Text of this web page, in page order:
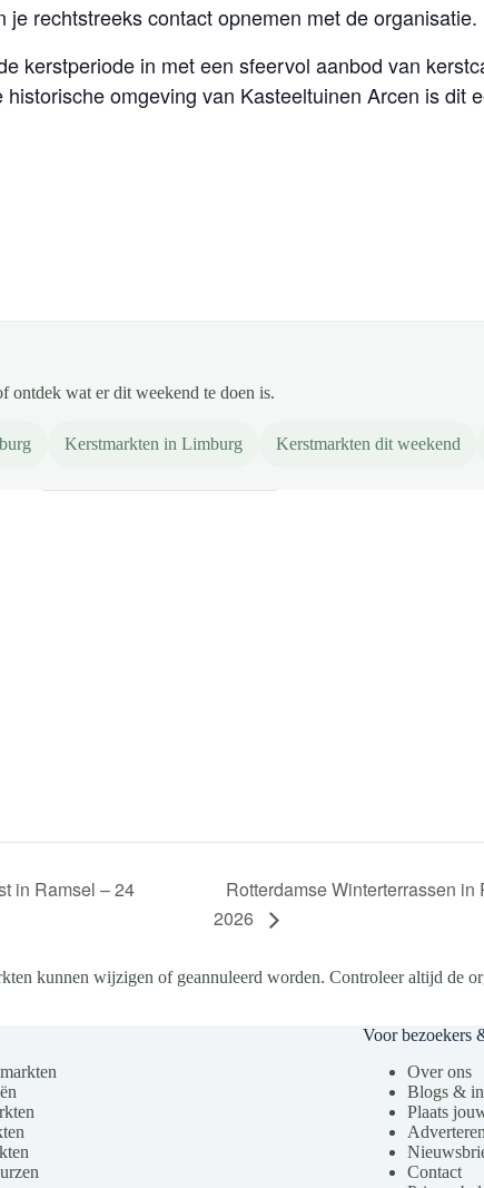
rechtstreeks contact opnemen met de organisatie.
kerstperiode in met een sfeervol aanbod van
omgeving van Kasteeltuinen Arcen is dit
ontdek wat er dit weekend te doen is.
Kerstmarkten in Limburg Kerstmarkten dit weekend
in Ramsel – 24
Rotterdamse Winterterrassen
2026
kunnen wijzigen of geannuleerd worden. Controleer altijd de
Voor bezoekers
Over ons
Blogs &
Plaats
Adverteren
Contact